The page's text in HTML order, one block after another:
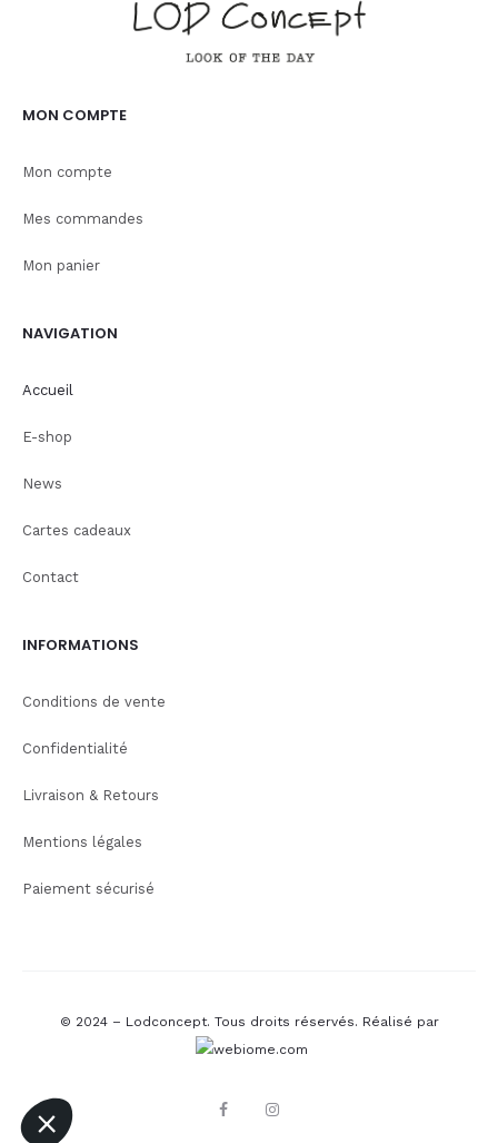
MON COMPTE
Mon compte
Mes commandes
Mon panier
NAVIGATION
Accueil
E-shop
News
Cartes cadeaux
Contact
INFORMATIONS
Conditions de vente
Confidentialité
Livraison & Retours
Mentions légales
Paiement sécurisé
© 2024 – Lodconcept. Tous droits réservés. Réalisé par